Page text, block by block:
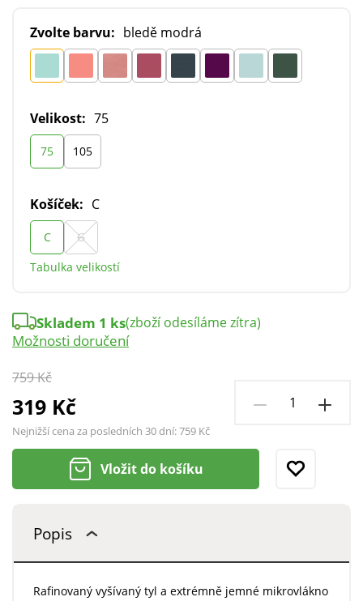
Zvolte barvu: bledě modrá
Velikost: 75
75 105
Košíček: C
C
G
Tabulka velikostí
759 Kč
319 Kč
Nejnižší cena za posledních 30 dní:759 Kč
Skladem 1 ks(zboží odesíláme zítra)
Možnosti doručení
Vložit do košíku
Popis
Rafinovaný vyšívaný tyl a extrémně jemné mikrovlákno